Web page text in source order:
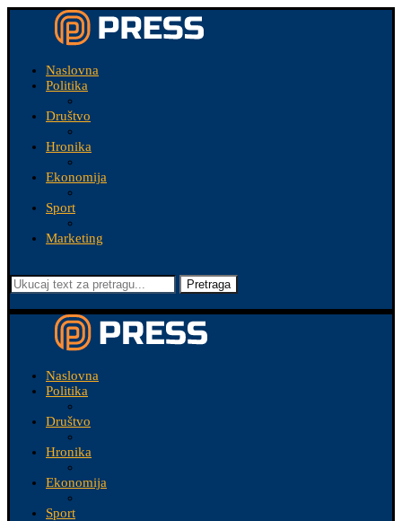
Naslovna
Politika
Društvo
Hronika
Ekonomija
Sport
Marketing
Pretraga
Naslovna
Politika
Društvo
Hronika
Ekonomija
Sport